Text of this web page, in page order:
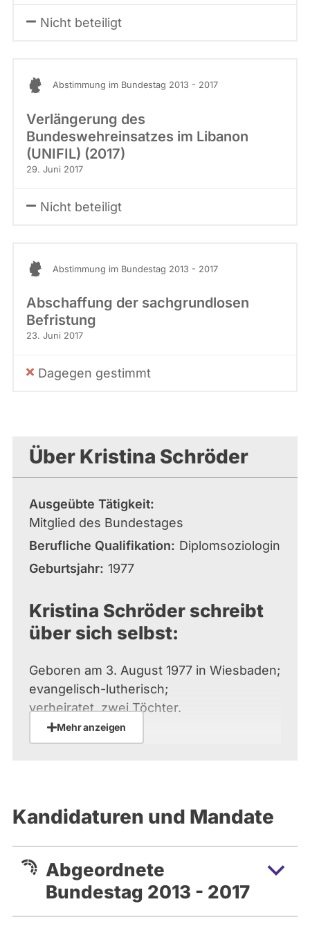
Nicht beteiligt
Abstimmung im Bundestag 2013 - 2017
Verlängerung des
Bundeswehreinsatzes im Libanon
(UNIFIL) (2017)
29. Juni 2017
Nicht beteiligt
Abstimmung im Bundestag 2013 - 2017
Abschaffung der sachgrundlosen
Befristung
23. Juni 2017
Dagegen gestimmt
Über Kristina Schröder
Ausgeübte Tätigkeit
Mitglied des Bundestages
Berufliche Qualifikation
Diplomsoziologin
Geburtsjahr 1977
Kristina Schröder schreibt
über sich selbst:
Geboren am 3. August 1977 in Wiesbaden;
evangelisch-lutherisch;
verheiratet, zwei Töchter.
1988 bis 1997 altsprachliches Gymnasium
an der Johannes-Gutenberg-Universität
Diplomsoziologin. Hospitantin bei der FAZ.
2009 Promotion zum Dr.
phil. am Institut für Politikwissenschaft,
Universität Mainz.
Mehr anzeigen
Kandidaturen und Mandate
Abgeordnete
Bundestag 2013 - 2017